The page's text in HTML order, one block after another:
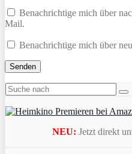
Benachrichtige mich über
Mail.
Benachrichtige mich über
NEU: Jetzt direkt